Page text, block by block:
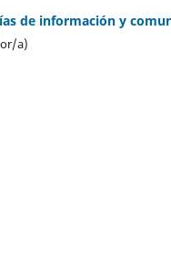
de información y
a)